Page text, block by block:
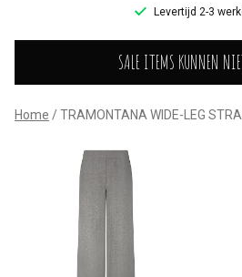
Levertijd 2-3
TRAMONTANA
WIDE-
LEG
Saminas
SALE ITEMS KUNNEN
Home TRAMONTANA WIDE-LEG